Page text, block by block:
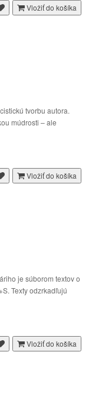
Vložiť do košíka
tvorbu autora.
múdrosti – ale
Vložiť do košíka
je súborom textov o
Texty odzrkadľujú
Vložiť do košíka